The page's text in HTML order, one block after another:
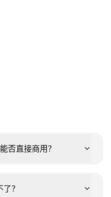
否直接商用？
？